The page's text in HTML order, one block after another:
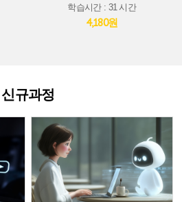
학습시간 : 31 시간
4,180원
신규과정